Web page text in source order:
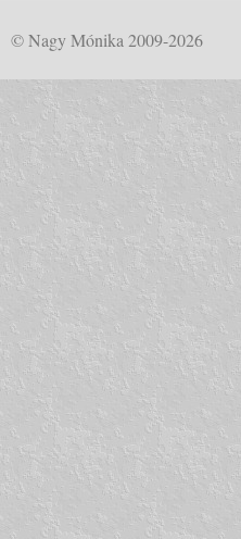
© Nagy Mónika 2009-2026